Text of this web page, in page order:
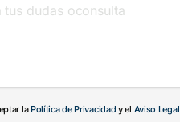
laPolítica de Privacidad y el Aviso Legal